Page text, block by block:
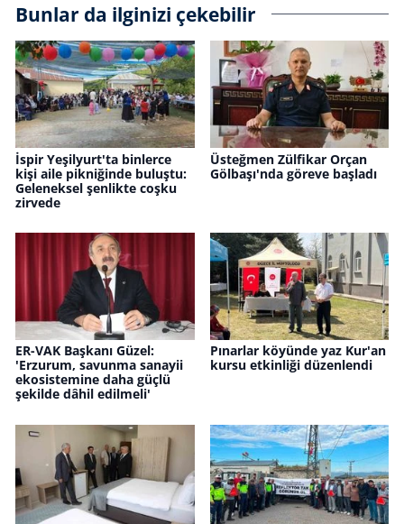
Bunlar da ilginizi çekebilir
İspir Yeşilyurt'ta binlerce
kişi aile pikniğinde buluştu:
Geleneksel şenlikte coşku
zirvede
Üsteğmen Zülfikar Orçan
Gölbaşı'nda göreve başladı
ER-VAK Başkanı Güzel:
'Erzurum, savunma sanayii
ekosistemine daha güçlü
şekilde dâhil edilmeli'
Pınarlar köyünde yaz Kur'an
kursu etkinliği düzenlendi